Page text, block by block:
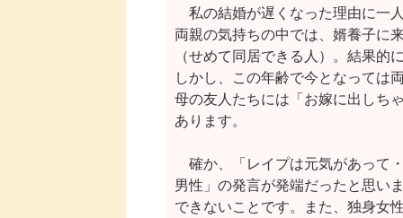
私の結婚が遅くなった理由に一
両親の気持ちの中では、婿養子に
（せめて同居できる人）。結果的
しかし、この年齢で今となっては
母の友人たちには「お嫁に出しち
あります。
確か、「レイプは元気があって
男性」の発言が発端だったと思い
できないことです。また、独身女